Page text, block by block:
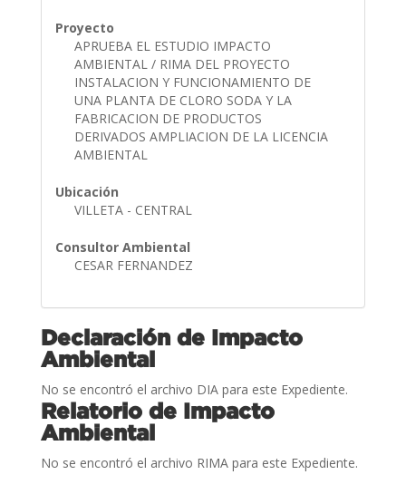
Proyecto
APRUEBA EL ESTUDIO IMPACTO
AMBIENTAL / RIMA DEL PROYECTO
INSTALACION Y FUNCIONAMIENTO DE
UNA PLANTA DE CLORO SODA Y LA
FABRICACION DE PRODUCTOS
DERIVADOS AMPLIACION DE LA LICENCIA
AMBIENTAL
Ubicación
VILLETA - CENTRAL
Consultor Ambiental
CESAR FERNANDEZ
Declaración de Impacto
Ambiental
No se encontró el archivo DIA para este Expediente.
Relatorio de Impacto
Ambiental
No se encontró el archivo RIMA para este Expediente.